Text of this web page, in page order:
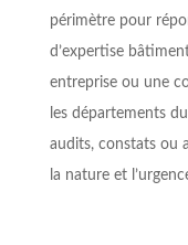
périmètre pour
d’expertise
entreprise ou une
les départements
audits, constats ou
la nature et